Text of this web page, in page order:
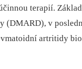
terapií.
v
artritidy